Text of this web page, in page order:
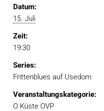
Datum:
15. Juli
Zeit:
19:30
Series:
Frittenblues auf Usedom
Veranstaltungskategorie:
O Küste OVP